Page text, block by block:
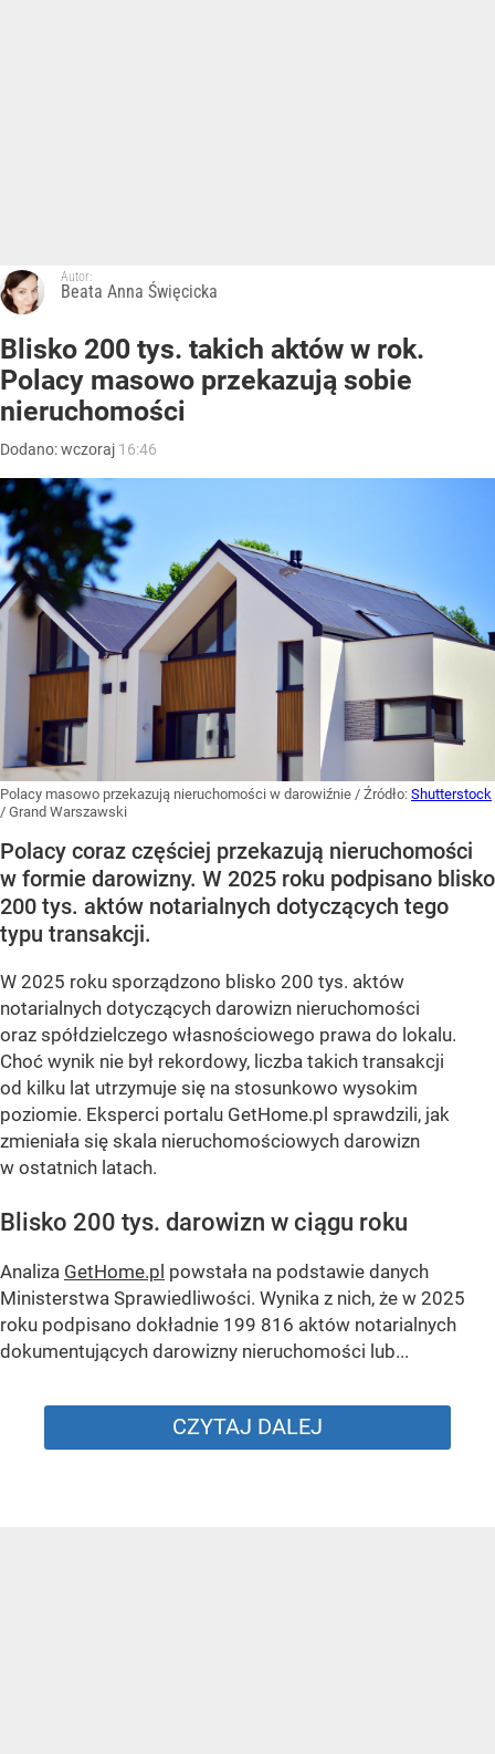
Autor:
Beata Anna Święcicka
Blisko 200 tys. takich aktów w rok.
Polacy masowo przekazują sobie
nieruchomości
Dodano:wczoraj 16:46
Polacy masowo przekazują nieruchomości w darowiźnie / Źródło: Shutterstock
/ Grand Warszawski
Polacy coraz częściej przekazują nieruchomości
w formie darowizny. W 2025 roku podpisano blisko
200 tys. aktów notarialnych dotyczących tego
typu transakcji.
W 2025 roku sporządzono blisko 200 tys. aktów
notarialnych dotyczących darowizn nieruchomości
oraz spółdzielczego własnościowego prawa do lokalu.
Choć wynik nie był rekordowy, liczba takich transakcji
od kilku lat utrzymuje się na stosunkowo wysokim
poziomie. Eksperci portalu GetHome.pl sprawdzili, jak
zmieniała się skala nieruchomościowych darowizn
w ostatnich latach.
Blisko 200 tys. darowizn w ciągu roku
Analiza GetHome.pl powstała na podstawie danych
Ministerstwa Sprawiedliwości. Wynika z nich, że w 2025
roku podpisano dokładnie 199 816 aktów notarialnych
dokumentujących darowizny nieruchomości lub...
CZYTAJ DALEJ